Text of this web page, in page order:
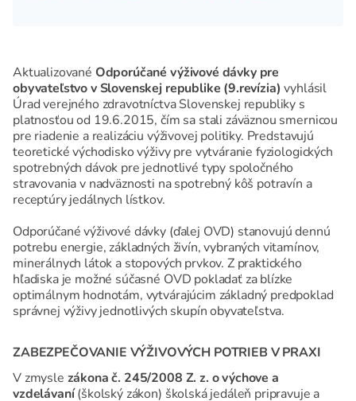
Aktualizované Odporúčané výživové dávky pre
obyvateľstvo v Slovenskej republike (9.revízia) vyhlásil
Úrad verejného zdravotníctva Slovenskej republiky s
platnosťou od 19.6.2015, čím sa stali záväznou smernicou
pre riadenie a realizáciu výživovej politiky. Predstavujú
teoretické východisko výživy pre vytváranie fyziologických
spotrebných dávok pre jednotlivé typy spoločného
stravovania v nadväznosti na spotrebný kôš potravín a
receptúry jedálnych lístkov.
Odporúčané výživové dávky (ďalej OVD) stanovujú dennú
potrebu energie, základných živín, vybraných vitamínov,
minerálnych látok a stopových prvkov. Z praktického
hľadiska je možné súčasné OVD pokladať za blízke
optimálnym hodnotám, vytvárajúcim základný predpoklad
správnej výživy jednotlivých skupín obyvateľstva.
ZABEZPEČOVANIE VÝŽIVOVÝCH POTRIEB V PRAXI
V zmysle zákona č. 245/2008 Z. z. o výchove a
vzdelávaní(školský zákon) školská jedáleň pripravuje a